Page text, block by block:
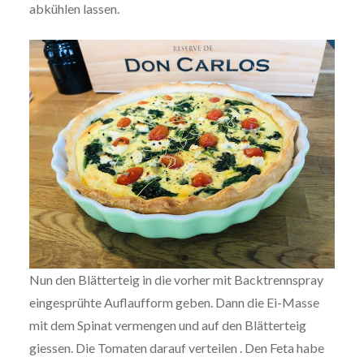
abkühlen lassen.
Nun den Blätterteig in die vorher mit Backtrennspray
eingesprühte Auflaufform geben. Dann die Ei-Masse
mit dem Spinat vermengen und auf den Blätterteig
giessen. Die Tomaten darauf verteilen . Den Feta habe